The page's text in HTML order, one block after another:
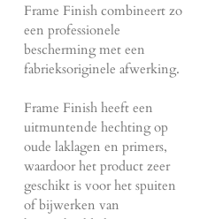
Frame Finish combineert zo
een professionele
bescherming met een
fabrieksoriginele afwerking.
Frame Finish heeft een
uitmuntende hechting op
oude laklagen en primers,
waardoor het product zeer
geschikt is voor het spuiten
of bijwerken van